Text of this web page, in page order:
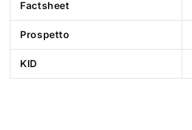
Factsheet
Prospetto
KID